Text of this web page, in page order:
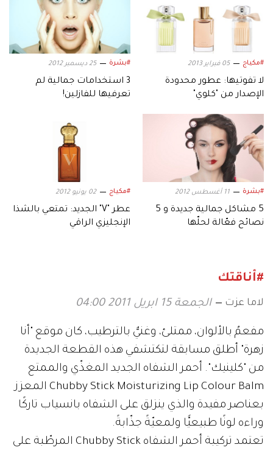
#مكياج 05 فبراير 2013
لا تفوتيها: عطور محدودة
الإصدار من "كلوي"
#بشرة 25 ديسمبر 2012
3 استخدامات جمالية لم
تعرفيها للفازلين!
#بشرة 11 أغسطس 2012
5 مشاكل جمالية جديدة و 5
نصائح فعّالة لحلّها
#مكياج 02 يونيو 2012
عطر "V" الجديد: تمتعي بالشذا
الإنجليزي الراقي
#أناقتك
لاما عزت الجمعة 15 ابريل 2011 04:00
مفعمٌ بالألوان، ممتلئ، وغنيٌّ بالترطيب، كان موقع "أنا
زهرة" أطلق مسابقة لتكتشفي هذه القطعة الجديدة
من "كلينيك". أحمر الشفاه الجديد المغذّي والممتع
Chubby Stick Moisturizing Lip Colour Balm المعزز
بعناصر مفيدة والذي ينزلق على الشفاه بانسياب تاركًا
وراءه لونًا طبيعيًّا ولمعيّةً جذّابةً.
تعتمد تركيبة أحمر الشفاه Chubby Stick المرطّبة على